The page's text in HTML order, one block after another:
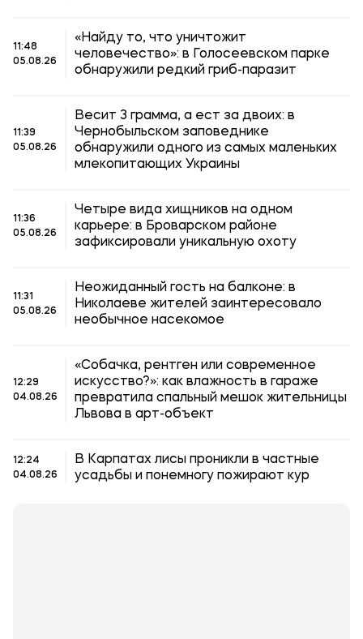
11:48
05.08.26
«Найду то, что уничтожит
человечество»: в Голосеевском парке
обнаружили редкий гриб-паразит
11:39
05.08.26
Весит 3 грамма, а ест за двоих: в
Чернобыльском заповеднике
обнаружили одного из самых маленьких
млекопитающих Украины
11:36
05.08.26
Четыре вида хищников на одном
карьере: в Броварском районе
зафиксировали уникальную охоту
11:31
05.08.26
Неожиданный гость на балконе: в
Николаеве жителей заинтересовало
необычное насекомое
12:29
04.08.26
«Собачка, рентген или современное
искусство?»: как влажность в гараже
превратила спальный мешок жительницы
Львова в арт-объект
12:24
04.08.26
В Карпатах лисы проникли в частные
усадьбы и понемногу пожирают кур